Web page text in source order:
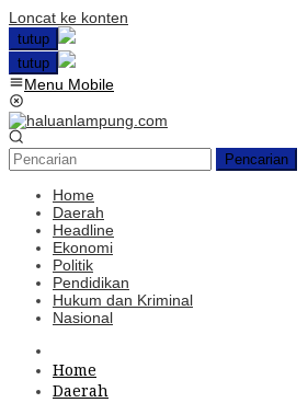
Loncat ke konten
tutup
tutup
Menu Mobile
Pencarian
Home
Daerah
Headline
Ekonomi
Politik
Pendidikan
Hukum dan Kriminal
Nasional
Home
Daerah